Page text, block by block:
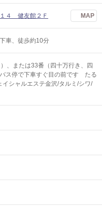
４ 健友館２Ｆ MAP
車、徒歩約10分
、または33番（四十万行き、四
ス停で下車すぐ目の前です たる
シャルエステ金沢/タルミ/シワ/